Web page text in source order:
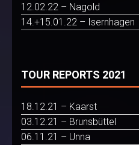
12.02.22 – Nagold
14.+15.01.22 – Isernhagen
TOUR REPORTS 2021
18.12.21 – Kaarst
03.12.21 – Brunsbüttel
06.11.21 – Unna